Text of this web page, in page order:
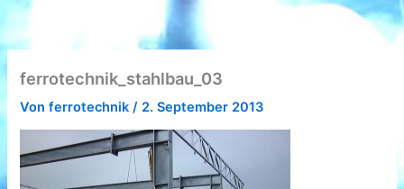
ferrotechnik_stahlbau_03
Vonferrotechnik / 2. September 2013